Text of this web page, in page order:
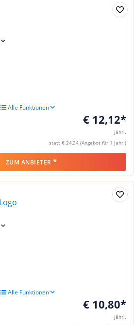
Alle Funktionen
€ 12,12*
jährl.
statt € 24,24 (Angebot für 1 Jahr )
ZUM ANBIETER *
Alle Funktionen
€ 10,80*
jährl.